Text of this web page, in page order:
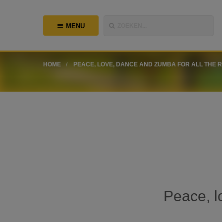
MENU
HOME PEACE, LOVE, DANCE AND ZUMBA FOR ALL THE
Peace,